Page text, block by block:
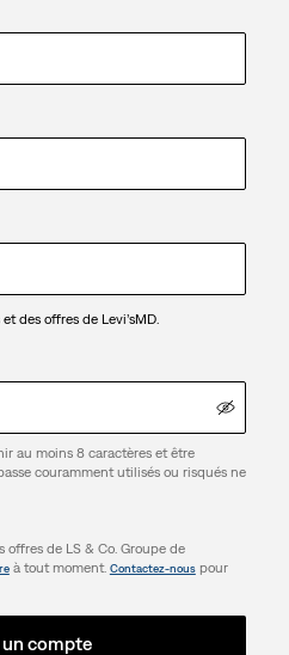
des offres de Levi’sMD.
au moins 8 caractères et être
couramment utilisés ou risqués ne
offres de LS & Co. Groupe de
à tout moment. Contactez-nouspour
compte